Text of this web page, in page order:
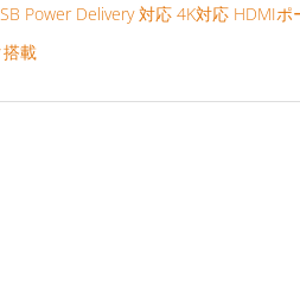
Power Delivery 対応 4K対応 HDMIポ
載